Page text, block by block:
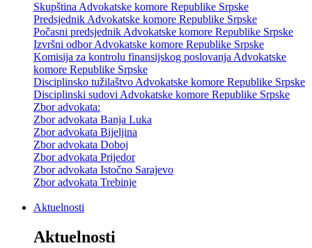
Skupština Advokatske komore Republike Srpske
Predsjednik Advokatske komore Republike Srpske
Počasni predsjednik Advokatske komore Republike Srpske
Izvršni odbor Advokatske komore Republike Srpske
Komisija za kontrolu finansijskog poslovanja Advokatske
komore Republike Srpske
Disciplinsko tužilaštvo Advokatske komore Republike Srpske
Disciplinski sudovi Advokatske komore Republike Srpske
Zbor advokata:
Zbor advokata Banja Luka
Zbor advokata Bijeljina
Zbor advokata Doboj
Zbor advokata Prijedor
Zbor advokata Istočno Sarajevo
Zbor advokata Trebinje
Aktuelnosti
Aktuelnosti